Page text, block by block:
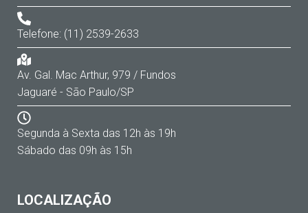
Telefone: (11) 2539-2633
Av. Gal. Mac Arthur, 979 / Fundos
Jaguaré - São Paulo/SP
Segunda à Sexta das 12h às 19h
Sábado das 09h às 15h
LOCALIZAÇÃO